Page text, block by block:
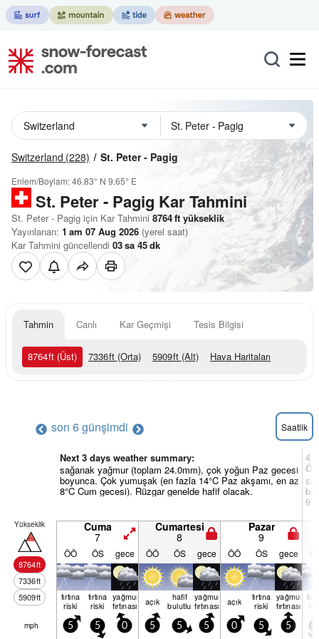
Switzerland (228) St. Peter - Pagig
Enlem/Boylam:46.83° N 9.65° E
St. Peter - Pagig Kar Tahmini
St. Peter - Pagig için Kar Tahmini 8764ft yükseklik
Yayınlanan: 1 am 07 Aug 2026 (yerel saat)
Kar Tahmini güncellendi 03sa 45dk
Tahmin Canlı Kar Geçmişi Tesis Bilgisi
8764ft (Üst) 7336ft (Orta) 5909ft (Alt) Hava Haritaları
son 6 günşimdi Saatlik
Next 3 days weather summary:
sağanak yağmur (toplam 24.0mm), çok yoğun Paz gecesi
boyunca. Çok yumuşak (en fazla 14°C Paz akşamı, en az
8°C Cum gecesi). Rüzgar genelde hafif olacak.
4
Yükseklik
8764ft
7336ft
5909ft
Cuma
7
Cumartesi
8
Pazar
9
ÖÖ ÖS gece ÖÖ ÖS gece ÖÖ ÖS gece
fırtına
riski
fırtına
riski
yağmur
fırtınası açık hafif
bulutlu
yağmur
fırtınası açık fırtına
riski
yağmur
fırtınası
mph 5 5 0 5 5 5 0 5 5